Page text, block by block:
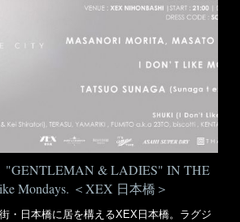
"GENTLEMAN & LADIES" IN THE
Mondays. ＜XEX 日本橋＞
・日本橋に居を構えるXEX日本橋。ラグジ